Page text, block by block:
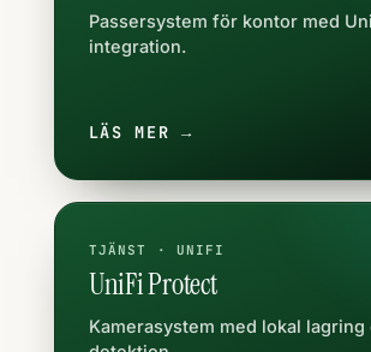
Passersystem för kontor med
integration.
LÄS MER →
TJÄNST · UNIFI
UniFi Protect
Kamerasystem med lokal lagring